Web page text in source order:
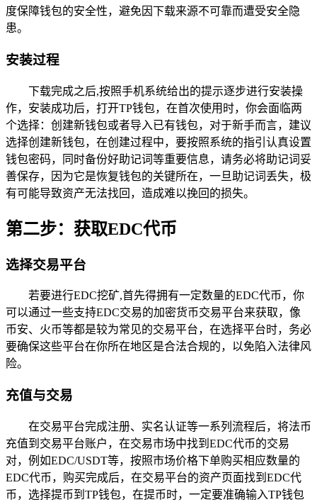
度保障钱包的安全性，避免因下载来源不可靠而遭受安全隐
患。
安装过程
下载完成之后,按照手机系统给出的提示逐步进行安装操
作，安装成功后，打开TP钱包，在首次使用时，你会面临两
个选择：创建新钱包或者导入已有钱包，对于新手而言，建议
选择创建新钱包，在创建过程中，要按照系统的指引认真设置
钱包密码，同时备份好助记词等重要信息，请务必将助记词妥
善保存，因为它是恢复钱包的关键所在，一旦助记词丢失，极
有可能导致资产无法找回，造成难以挽回的损失。
第二步：获取EDC代币
选择交易平台
若要进行EDC挖矿,首先得拥有一定数量的EDC代币，你
可以通过一些支持EDC交易的加密货币交易平台来获取，像
币安、火币等都是较为常见的交易平台，在选择平台时，务必
要确保这些平台在你所在地区是合法合规的，以免陷入法律风
险。
充值与交易
在交易平台完成注册、实名认证等一系列流程后，将法币
充值到交易平台账户，在交易市场中找到EDC代币的交易
对，例如EDC/USDT等，按照市场价格下单购买相应数量的
EDC代币，购买完成后，在交易平台的资产页面找到EDC代
币，选择提币到TP钱包，在提币时，一定要准确输入TP钱包